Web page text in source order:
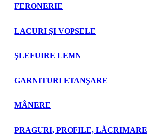
FERONERIE
LACURI ŞI VOPSELE
ŞLEFUIRE LEMN
GARNITURI ETANŞARE
MÂNERE
PRAGURI, PROFILE, LĂCRIMARE